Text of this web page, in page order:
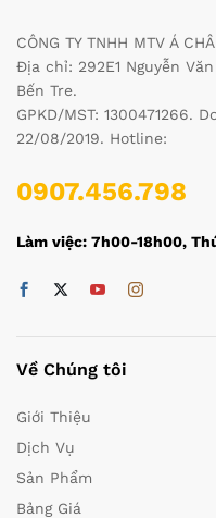
CÔNG TY TNHH MTV Á
Địa chỉ: 292E1 Nguyễn
Bến Tre.
GPKD/MST: 1300471266.
22/08/2019. Hotline:
0907.456.798
Làm việc: 7h00-18h00,
Về Chúng tôi
Giới Thiệu
Dịch Vụ
Sản Phẩm
Bảng Giá